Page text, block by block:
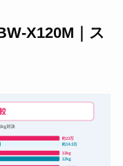
X120M｜ス